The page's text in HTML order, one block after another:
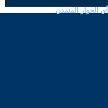
الحوار المتمدن